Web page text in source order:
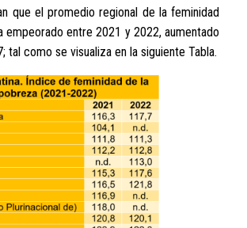
que el promedio regional de la feminidad
empeorado entre 2021 y 2022, aumentado
tal como se visualiza en la siguiente Tabla.